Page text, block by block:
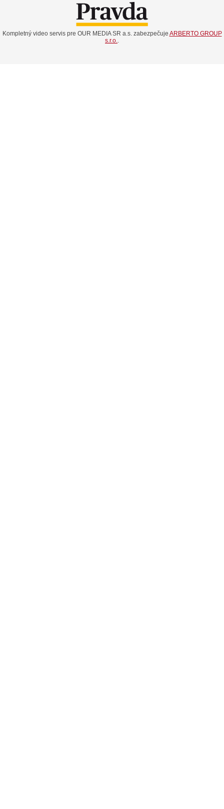
Kompletný video servis pre OUR MEDIA SR a.s. zabezpečuje ARBERTO GROUP
s.r.o..